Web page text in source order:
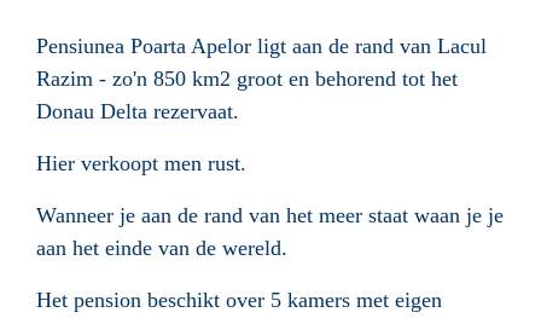
Pensiunea Poarta Apelor ligt aan de rand van Lacul
Razim - zo'n 850 km2 groot en behorend tot het
Donau Delta rezervaat.
Hier verkoopt men rust.
Wanneer je aan de rand van het meer staat waan je je
aan het einde van de wereld.
Het pension beschikt over 5 kamers met eigen